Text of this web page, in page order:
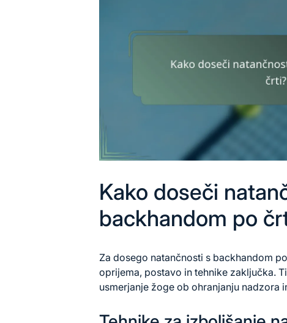
Kako doseči
backhandom po
Za dosego natančnosti s backhandom
oprijema, postavo in tehnike zaključka.
usmerjanje žoge ob ohranjanju nadzora